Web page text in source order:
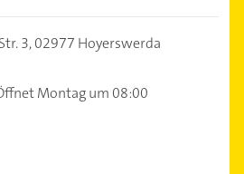
3,02977 Hoyerswerda
Montag um 08:00